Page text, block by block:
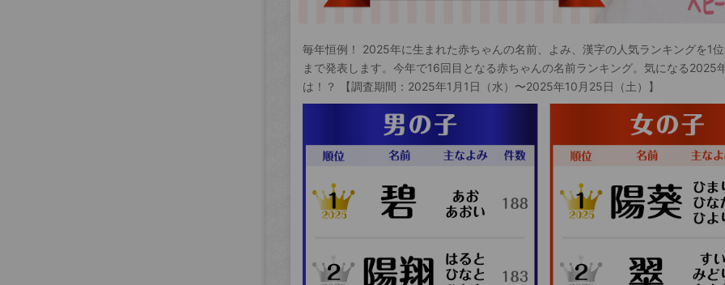
毎年恒例！ 2025年に生まれた赤ちゃんの名前、よみ、漢字の人気ランキングを1
まで発表します。今年で16回目となる赤ちゃんの名前ランキング。気になる2025
は！？ 【調査期間：2025年1月1日（水）〜2025年10月25日（土）】